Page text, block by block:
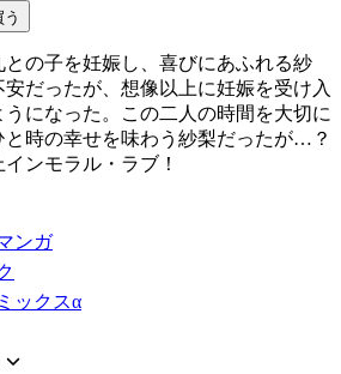
の子を妊娠し、喜びにあふれる紗
だったが、想像以上に妊娠を受け入
になった。この二人の時間を大切に
時の幸せを味わう紗梨だったが…？
ンモラル・ラブ！
ンガ
ックスα